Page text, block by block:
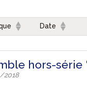
Date
hors-
2018